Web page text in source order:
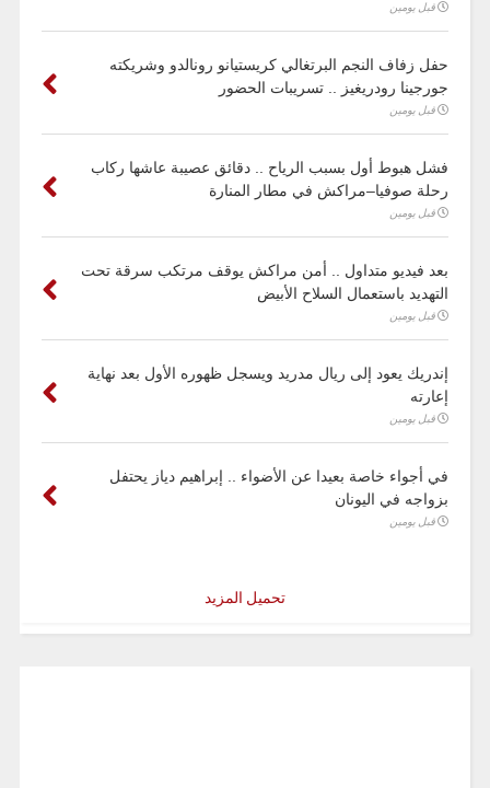
قبل يومين
حفل زفاف النجم البرتغالي كريستيانو رونالدو وشريكته
جورجينا رودريغيز .. تسريبات الحضور
قبل يومين
فشل هبوط أول بسبب الرياح .. دقائق عصيبة عاشها ركاب
رحلة صوفيا–مراكش في مطار المنارة
قبل يومين
بعد فيديو متداول .. أمن مراكش يوقف مرتكب سرقة تحت
التهديد باستعمال السلاح الأبيض
قبل يومين
إندريك يعود إلى ريال مدريد ويسجل ظهوره الأول بعد نهاية
إعارته
قبل يومين
في أجواء خاصة بعيدا عن الأضواء .. إبراهيم دياز يحتفل
بزواجه في اليونان
قبل يومين
تحميل المزيد